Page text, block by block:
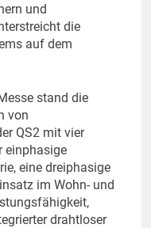
und
die
auf dem
stand die
von
QS2 mit vier
einphasige
eine dreiphasige
im Wohn- und
drahtloser